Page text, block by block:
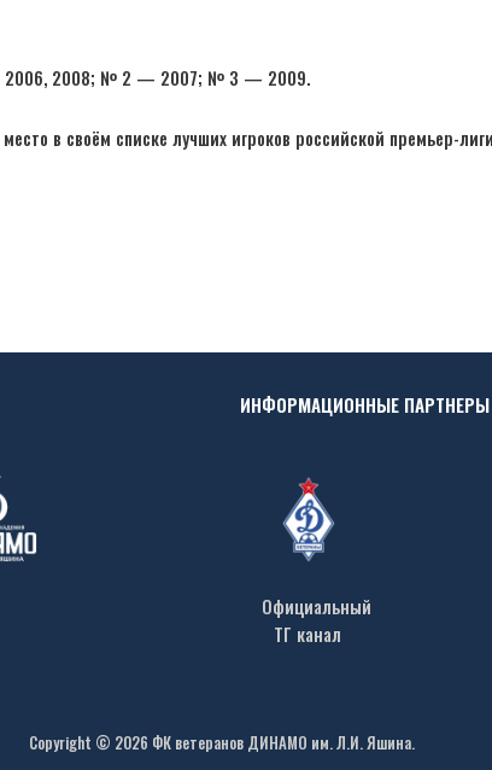
— 2006, 2008; № 2 — 2007; № 3 — 2009.
в своём списке лучших игроков российской премьер-
ИНФОРМАЦИОННЫЕ ПАРТНЕРЫ
Официальный
ТГ канал
Copyright © 2026 ФК ветеранов ДИНАМО им. Л.И. Яшина.